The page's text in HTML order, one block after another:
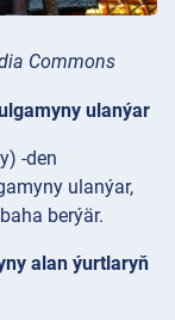
Commons
ulanýar
-den
ulanýar,
berýär.
alan ýurtlaryň